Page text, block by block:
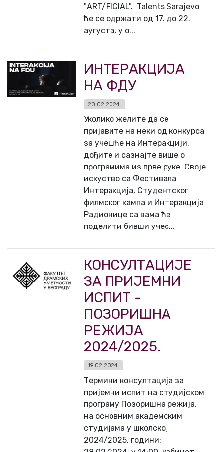
"ART/FICIAL". Talents Sarajevo
ће се одржати од 17. до 22.
аугуста, у о...
ИНТЕРАКЦИЈА
НА ФДУ
20.02.2024.
Уколико желите да се
пријавите на неки од конкурса
за учешће на Интеракцији,
дођите и сазнајте више о
програмима из прве руке. Своје
искуство са Фестивала
Интеракција, Студентског
филмског кампа и Интеракција
Радионице са вама ће
поделити бивши учес...
КОНСУЛТАЦИЈЕ
ЗА ПРИЈЕМНИ
ИСПИТ -
ПОЗОРИШНА
РЕЖИЈА
2024/2025.
19.02.2024.
Термини консултација за
пријемни испит на студијском
програму Позоришна режија,
на основним академским
студијама у школској
2024/2025. години: